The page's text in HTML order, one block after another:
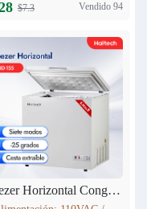
$7.3 Vendido 94
Freezer Horizontal Congelador Nevera 5.6cu.ft (155L) BD-155